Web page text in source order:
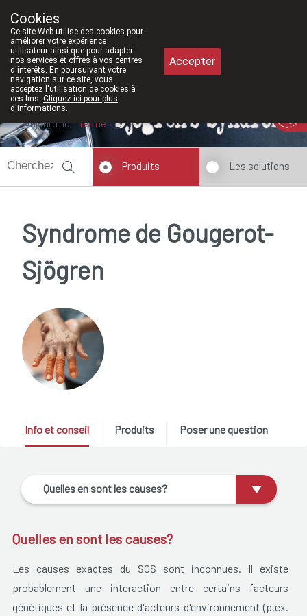
011/610300
Aujourd'hui fermé
Produits Les solutions
Syndrome de Gougerot-
Sjögren
Info et conseil Produits Poser une question
Quelles en sont les causes?
Quelles en sont les causes?
Les causes exactes du SGS sont inconnues. Il existe
probablement une interaction entre certains facteurs
génétiques et la présence d'acteurs d'environnement (p.ex.
Cookies
Ce site Web utilise des cookies pour
améliorer votre expérience
utilisateur ainsi que pour adapter
nos services et offres à vos centres
d'intérêts. En poursuivant votre
navigation sur ce site, vous
acceptez l'utilisation de cookies à
ces fins. Cliquez ici pour plus
d'informations.
Accepter